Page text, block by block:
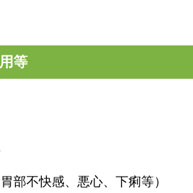
等
部不快感、悪心、下痢等）